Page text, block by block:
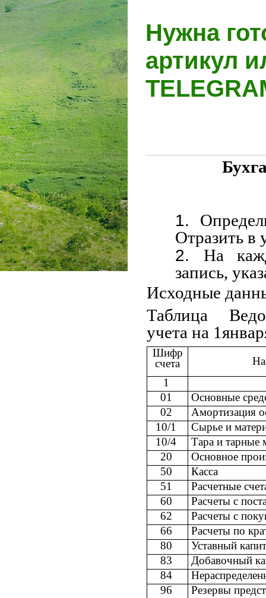
Нужна
артикул
Отразить в
На
запись,
Исходные
Таблица
учета на
Шифр
счета
1
01
Основные
02
Амортизация
10/1
Сырье и
10/4
Тара и тарные
20
Основное
50
Касса
51
Расчетные
60
Расчеты с
62
Расчеты с
66
Расчеты по
80
Уставный
83
Добавочный
84
96
Резервы